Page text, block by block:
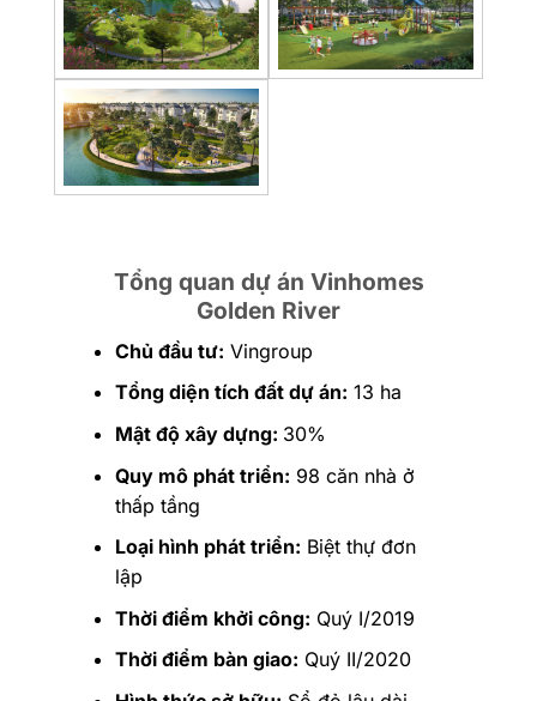
Tổng quan dự án Vinhomes
Golden River
Chủ đầu tư: Vingroup
Tổng diện tích đất dự án: 13 ha
Mật độ xây dựng: 30%
Quy mô phát triển: 98 căn nhà ở
thấp tầng
Loại hình phát triển: Biệt thự đơn
lập
Thời điểm khởi công: Quý I/2019
Thời điểm bàn giao: Quý II/2020